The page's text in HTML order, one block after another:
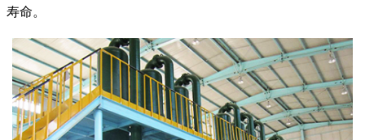
寿命。